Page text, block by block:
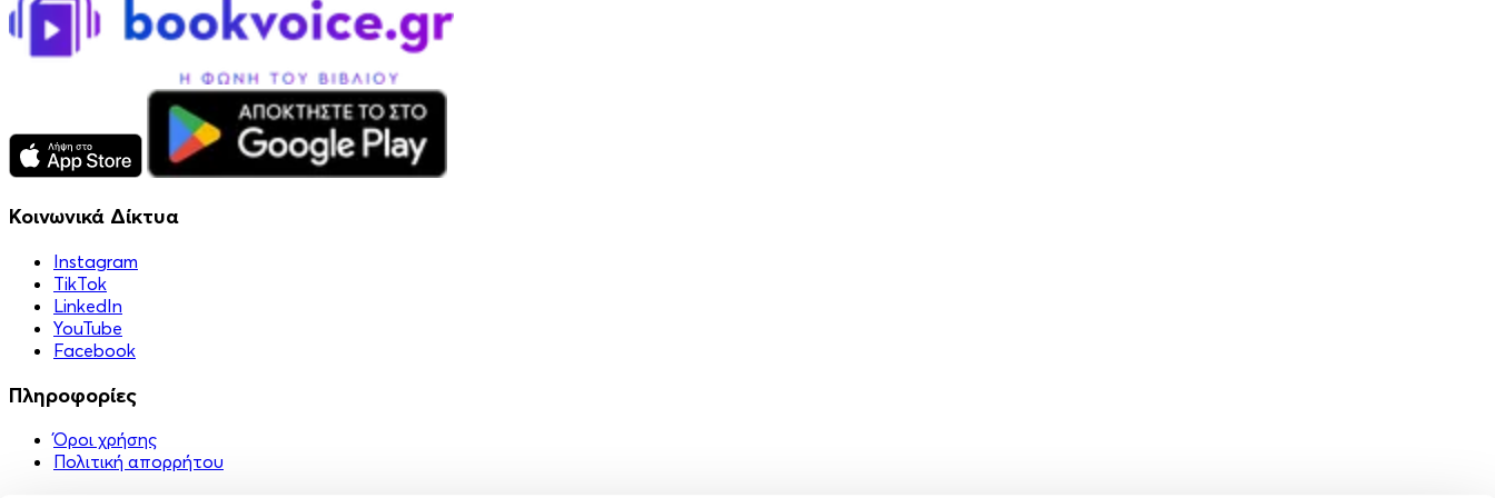
Κοινωνικά Δίκτυα
Instagram
TikTok
LinkedIn
YouTube
Facebook
Πληροφορίες
Όροι χρήσης
Πολιτική απορρήτου